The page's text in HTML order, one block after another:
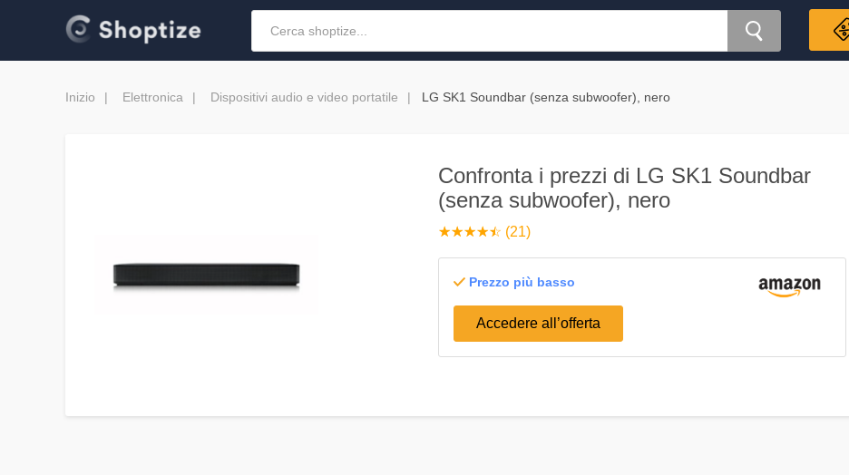
Inizio Elettronica Dispositivi audio e video portatile LG SK1 Soundbar (senza subwoofer), nero
Confronta i prezzi di LG SK1 Soundbar
(senza subwoofer), nero
☆☆☆☆☆
★★★★★ (21)
Prezzo più basso
Accedere all’offerta